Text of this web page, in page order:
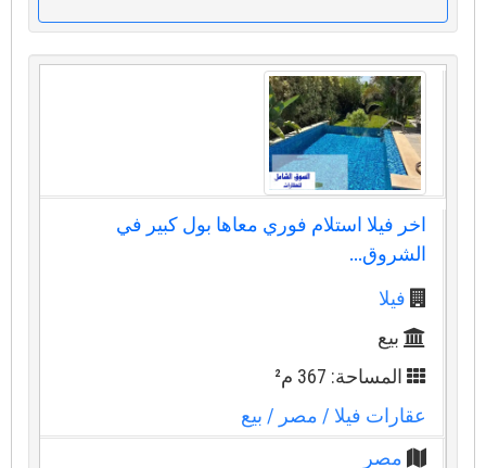
اخر فيلا استلام فوري معاها بول كبير في
الشروق...
فيلا
بيع
المساحة: 367 م²
عقارات فيلا/ مصر / بيع
مصر